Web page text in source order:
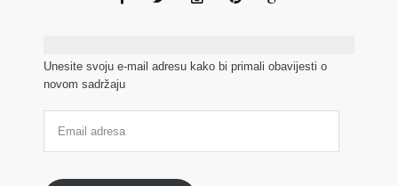
Unesite svoju e-mail adresu kako bi primali obavijesti o
novom sadržaju